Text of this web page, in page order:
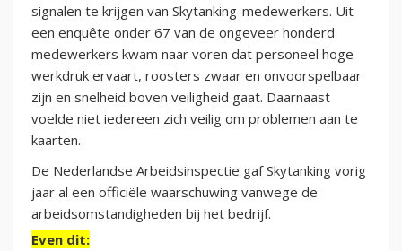
signalen te krijgen van Skytanking-medewerkers. Uit
een enquête onder 67 van de ongeveer honderd
medewerkers kwam naar voren dat personeel hoge
werkdruk ervaart, roosters zwaar en onvoorspelbaar
zijn en snelheid boven veiligheid gaat. Daarnaast
voelde niet iedereen zich veilig om problemen aan te
kaarten.
De Nederlandse Arbeidsinspectie gaf Skytanking vorig
jaar al een officiële waarschuwing vanwege de
arbeidsomstandigheden bij het bedrijf.
Even dit: